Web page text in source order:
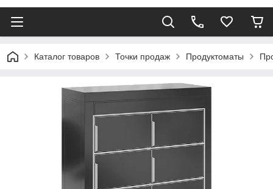
Каталог товаров Точки продаж Продуктоматы